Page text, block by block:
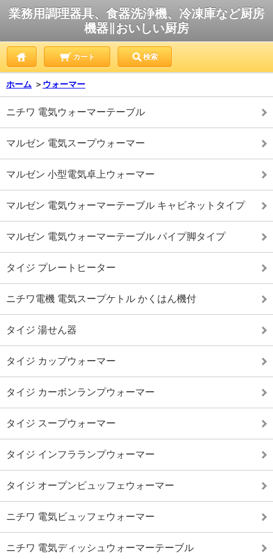
業務用調理器具、食器洗浄機、冷凍庫など厨房
機器∥おいしい厨房
カート 検索
ホーム ＞ ウォーマー
ニチワ 電気ウォーマーテーブル
マルゼン 電気スープウォーマー
マルゼン 小型電気卓上ウォーマー
マルゼン 電気ウォーマーテーブル キャビネットタイプ
マルゼン 電気ウォーマーテーブル パイプ脚タイプ
タイジ プレートヒーター
ニチワ電機 電気スープケトル かくはん機付
タイジ 湯せん器
タイジ カップウォーマー
タイジ カーボンランプウォーマー
タイジ スープウォーマー
タイジ インフラランプウォーマー
タイジ オープンビュッフェウォーマー
ニチワ 電気ビュッフェウォーマー
ニチワ 電気ディッシュウォーマーテーブル